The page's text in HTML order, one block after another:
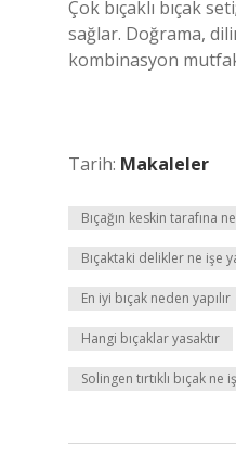
Çok bıçaklı bıçak
sağlar. Doğrama,
kombinasyon
Tarih: Makaleler
Bıçağın keskin tarafına
Bıçaktaki delikler ne işe
En iyi bıçak neden yapılır
Hangi bıçaklar yasaktır
Solingen tırtıklı bıçak ne